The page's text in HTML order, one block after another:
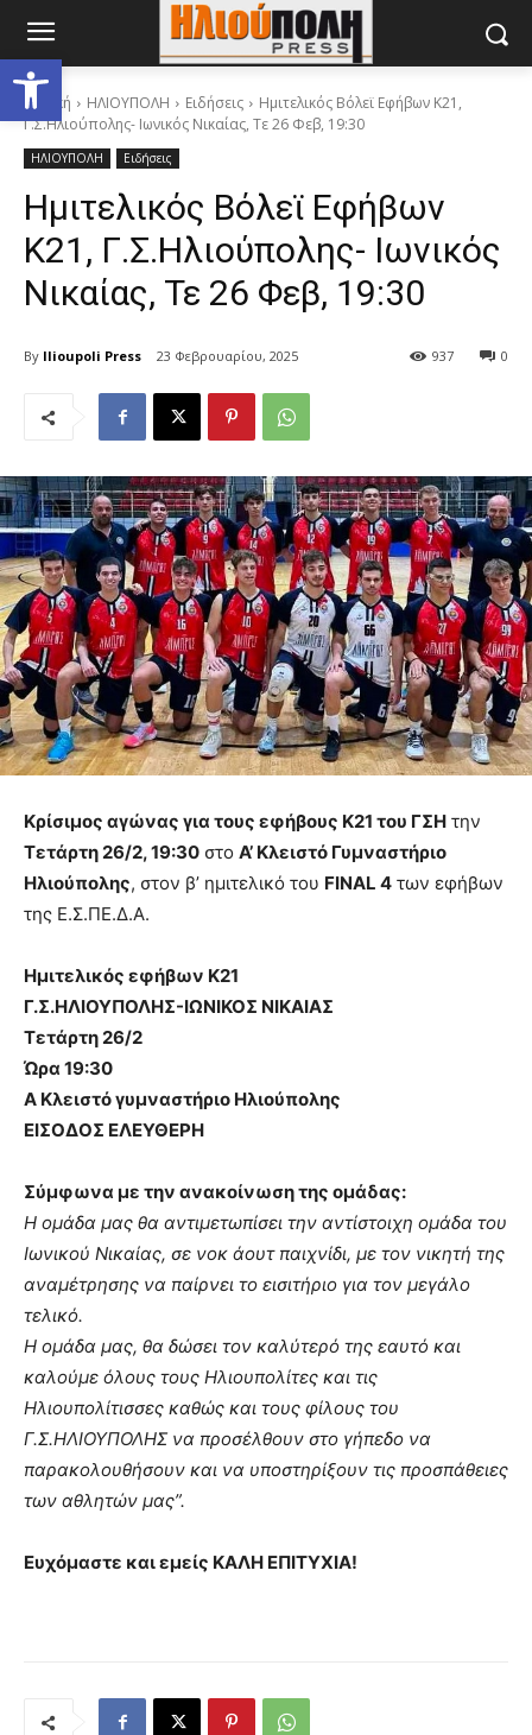
Ανοίξτε τη γραμμή εργαλείων
Αρχική ΗΛΙΟΥΠΟΛΗ Ειδήσεις
Ημιτελικός Βόλεϊ Εφήβων Κ21,
Γ.Σ.Ηλιούπολης- Ιωνικός Νικαίας, Τε 26 Φεβ, 19:30
ΗΛΙΟΥΠΟΛΗ Ειδήσεις
Ημιτελικός Βόλεϊ Εφήβων
Κ21, Γ.Σ.Ηλιούπολης- Ιωνικός
Νικαίας, Τε 26 Φεβ, 19:30
By Ilioupoli Press 23 Φεβρουαρίου, 2025 0
937
Κρίσιμος αγώνας για τους εφήβους K21 του ΓΣΗ την
Τετάρτη 26/2, 19:30 στο Α’ Κλειστό Γυμναστήριο
Ηλιούπολης, στον β’ ημιτελικό του FINAL 4 των εφήβων
της Ε.Σ.ΠΕ.Δ.Α.
Ημιτελικός εφήβων Κ21
Γ.Σ.ΗΛΙΟΥΠΟΛΗΣ-ΙΩΝΙΚΟΣ ΝΙΚΑΙΑΣ
Τετάρτη 26/2
Ώρα 19:30
Α Κλειστό γυμναστήριο Ηλιούπολης
ΕΙΣΟΔΟΣ ΕΛΕΥΘΕΡΗ
Σύμφωνα με την ανακοίνωση της ομάδας:
Η ομάδα μας θα αντιμετωπίσει την αντίστοιχη ομάδα του
Ιωνικού Νικαίας, σε νοκ άουτ παιχνίδι, με τον νικητή της
αναμέτρησης να παίρνει το εισιτήριο για τον μεγάλο
τελικό.
Η ομάδα μας, θα δώσει τον καλύτερό της εαυτό και
καλούμε όλους τους Ηλιουπολίτες και τις
Ηλιουπολίτισσες καθώς και τους φίλους του
Γ.Σ.ΗΛΙΟΥΠΟΛΗΣ να προσέλθουν στο γήπεδο να
παρακολουθήσουν και να υποστηρίξουν τις προσπάθειες
των αθλητών μας”.
Ευχόμαστε και εμείς ΚΑΛΗ ΕΠΙΤΥΧΙΑ!